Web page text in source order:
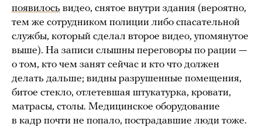
появилось видео, снятое внутри здания (вероятно,
тем же сотрудником полиции либо спасательной
службы, который сделал второе видео, упомянутое
выше). На записи слышны переговоры по рации —
о том, кто чем занят сейчас и кто что должен
делать дальше; видны разрушенные помещения,
битое стекло, отлетевшая штукатурка, кровати,
матрасы, столы. Медицинское оборудование
в кадр почти не попало, пострадавшие люди тоже.